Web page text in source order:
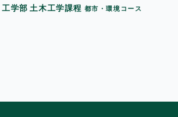
工学部 土木工学課程 都市・環境コース